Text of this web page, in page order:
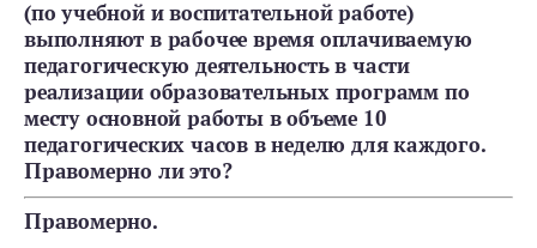
(по учебной и воспитательной работе)
выполняют в рабочее время оплачиваемую
педагогическую деятельность в части
реализации образовательных программ по
месту основной работы в объеме 10
педагогических часов в неделю для каждого.
Правомерно ли это?
Правомерно.